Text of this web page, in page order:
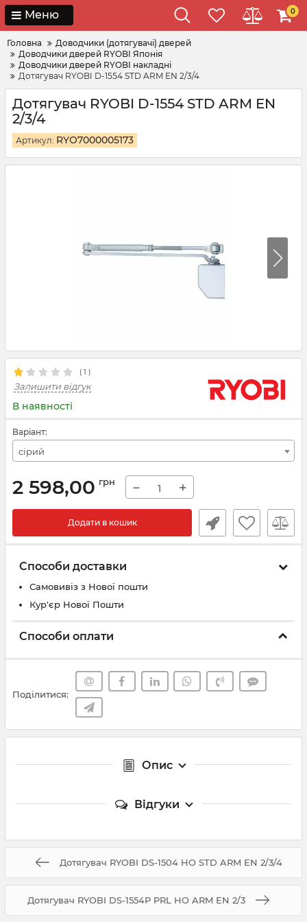
Меню 0
Головна
Доводчики (дотягувачі) дверей
Доводчики дверей RYOBI Японія
Доводчики дверей RYOBI накладні
Дотягувач RYOBI D-1554 STD ARM EN 2/3/4
Дотягувач RYOBI D-1554 STD ARM EN
2/3/4
Артикул: RYO7000005173
( 1 )
Залишити відгук
В наявності
Варіант:
сірий
2 598,00 грн − +
Додати в кошик
Способи доставки
Самовивіз з Нової пошти
Кур'єр Нової Пошти
Способи оплати
Поділитися:
Опис
Відгуки
Дотягувач RYOBI DS-1504 HO STD ARM EN 2/3/4
Дотягувач RYOBI DS-1554P PRL HO ARM EN 2/3